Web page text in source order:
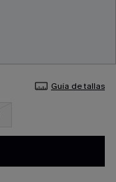
Guía de tallas